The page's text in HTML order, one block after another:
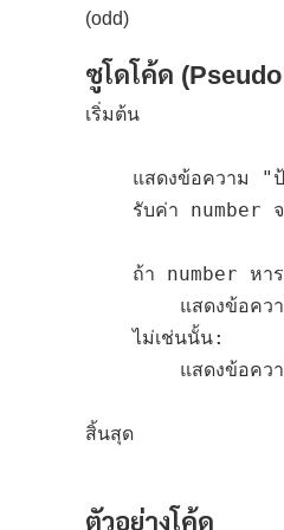
(odd)
ซูโดโค้ด
เริ่มต้น
แสดงข้อความ "
รับค่า number
ถ้า number หา
แสดงข้อคว
    ไม่เช่นนั้น:
แสดงข้อคว
สิ้นสุด
ตัวอย่างโค้ด